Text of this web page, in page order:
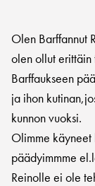
Olen Barffannut
olen ollut
Barffaukseen
ja ihon
kunnon vuoksi.
Olimme
päädyimmme
Reinolle ei ole